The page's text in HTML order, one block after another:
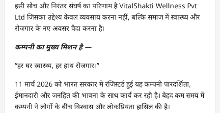
इसी सोच और निरंतर संघर्ष का परिणाम है VitalShakti Wellness Pvt
Ltd जिसका उद्देश्य केवल व्यवसाय करना नहीं, बल्कि समाज में स्वास्थ्य और
रोजगार के नए अवसर पैदा करना है।
कम्पनी का मुख्य मिशन है —
“हर घर स्वास्थ्य, हर हाथ रोजगार।”
11 मार्च 2026 को भारत सरकार में रजिस्टर्ड हुई यह कम्पनी पारदर्शिता,
ईमानदारी और जनहित की भावना के साथ कार्य कर रही है। बेहद कम समय में
कम्पनी ने लोगों के बीच विश्वास और लोकप्रियता हासिल की है।